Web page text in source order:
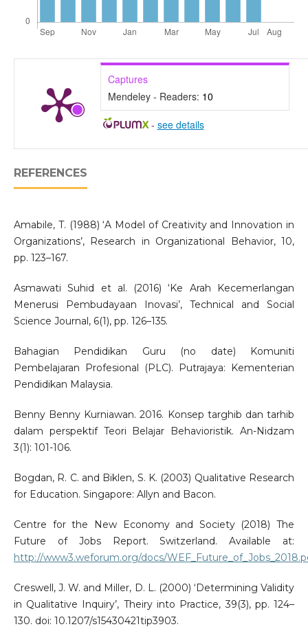
Captures
Mendeley - Readers: 10
- see details
REFERENCES
Amabile, T. (1988) ‘A Model of Creativity and Innovation in
Organizations’, Research in Organizational Behavior, 10,
pp. 123–167.
Asmawati Suhid et al. (2016) ‘Ke Arah Kecemerlangan
Menerusi Pembudayaan Inovasi’, Technical and Social
Science Journal, 6(1), pp. 126–135.
Bahagian Pendidikan Guru (no date) Komuniti
Pembelajaran Profesional (PLC). Putrajaya: Kementerian
Pendidikan Malaysia.
Benny Benny Kurniawan. 2016. Konsep targhib dan tarhib
dalam perspektif Teori Belajar Behavioristik. An-Nidzam
3(1): 101-106.
Bogdan, R. C. and Biklen, S. K. (2003) Qualitative Research
for Education. Singapore: Allyn and Bacon.
Centre for the New Economy and Society (2018) The
Future of Jobs Report. Switzerland. Available at:
http://www3.weforum.org/docs/
Creswell, J. W. and Miller, D. L. (2000) ‘Determining Validity
in Qualitative Inquiry’, Theiry into Practice, 39(3), pp. 124–
130. doi: 10.1207/s15430421tip3903.